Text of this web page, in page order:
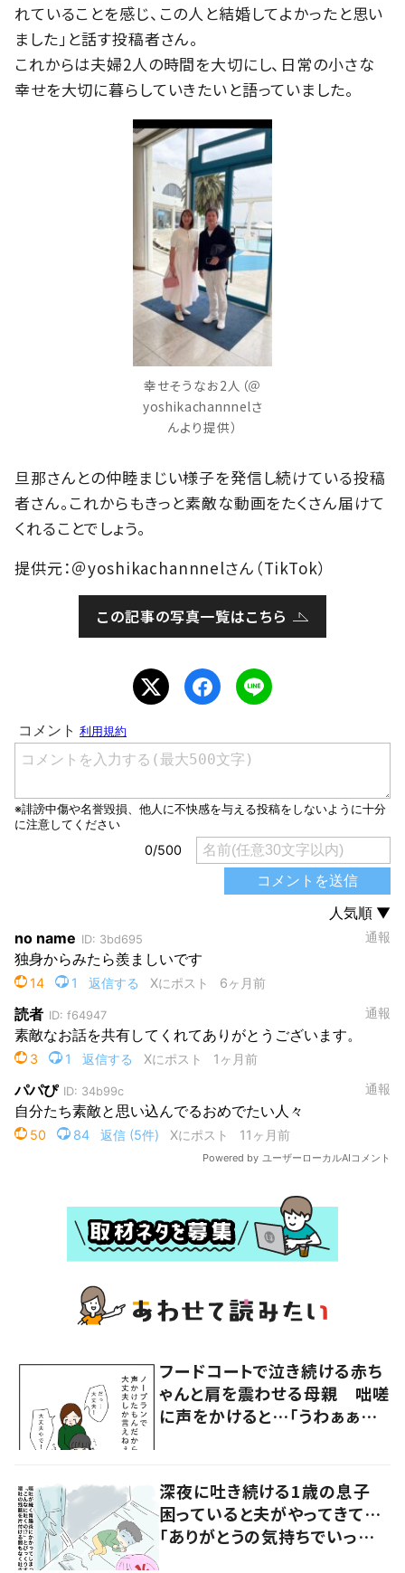
れていることを感じ、この人と結婚してよかったと思い
ました」と話す投稿者さん。
これからは夫婦2人の時間を大切にし、日常の小さな
幸せを大切に暮らしていきたいと語っていました。
幸せそうなお2人（＠
yoshikachannnelさ
んより提供）
旦那さんとの仲睦まじい様子を発信し続けている投稿
者さん。これからもきっと素敵な動画をたくさん届けて
くれることでしょう。
提供元：＠yoshikachannnelさん（TikTok）
この記事の写真一覧はこちら
フードコートで泣き続ける赤ち
ゃんと肩を震わせる母親 咄嗟
に声をかけると…「うわぁぁぁ」
深夜に吐き続ける1歳の息子
困っていると夫がやってきて…
「ありがとうの気持ちでいっぱ